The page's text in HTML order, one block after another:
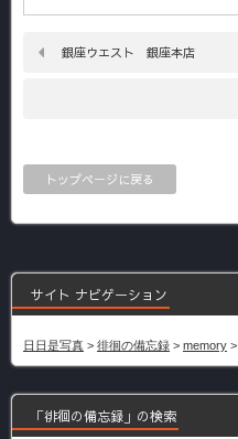
銀座ウエスト 銀座本店
トップページに戻る
サイト ナビゲーション
日日是写真 > 徘徊の備忘録 > memory >
「徘徊の備忘録」の検索